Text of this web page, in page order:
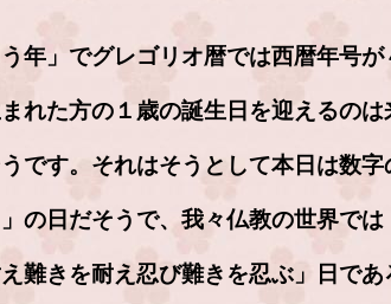
年」でグレゴリオ暦では西暦年号
れた方の１歳の誕生日を迎えるのは
です。それはそうとして本日は数
の日だそうで、我々仏教の世界で
難きを耐え忍び難きを忍ぶ」日で